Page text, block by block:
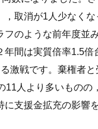
，取消が1人少なく
フのような前年度並
年間は実質倍率1.5倍
激戦です。棄権者
11人より多いものの
に支援金拡充の影響